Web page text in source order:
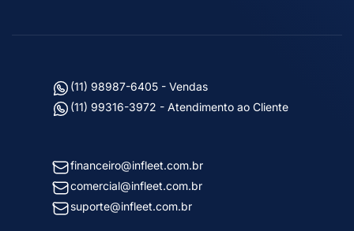
(11) 98987-6405 - Vendas
(11) 99316-3972 - Atendimento ao Cliente
financeiro@infleet.com.br
comercial@infleet.com.br
suporte@infleet.com.br